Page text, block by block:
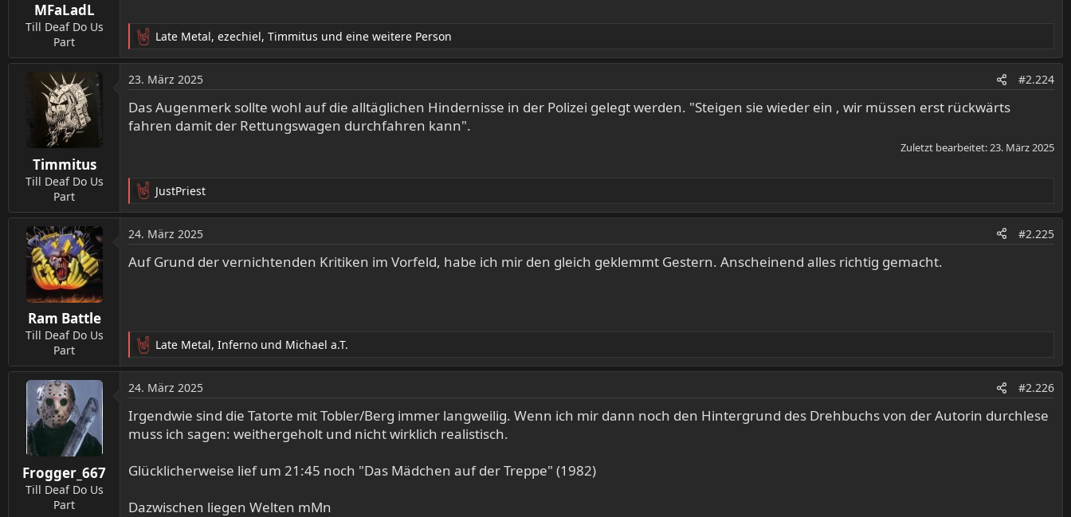
MFaLadL
Till Deaf Do Us
Part
R
e
a
k
t
o
n
Late Metal, ezechiel, Timmitus und eine weitere Person
Timmitus
Till Deaf Do Us
Part
23. März 2025 #2.224
Das Augenmerk sollte wohl auf die alltäglichen Hindernisse in der Polizei gelegt werden. "Steigen sie wieder ein , wir müssen erst rückwärts
fahren damit der Rettungswagen durchfahren kann".
Zuletzt bearbeitet: 23. März 2025
R
e
a
k
t
JustPriest
Ram Battle
Till Deaf Do Us
Part
24. März 2025 #2.225
Auf Grund der vernichtenden Kritiken im Vorfeld, habe ich mir den gleich geklemmt Gestern. Anscheinend alles richtig gemacht.
R
e
a
k
t
o
e
:
Late Metal, Inferno und Michael a.T.
Frogger_667
Till Deaf Do Us
Part
24. März 2025 #2.226
Irgendwie sind die Tatorte mit Tobler/Berg immer langweilig. Wenn ich mir dann noch den Hintergrund des Drehbuchs von der Autorin durchlese
muss ich sagen: weithergeholt und nicht wirklich realistisch.
Glücklicherweise lief um 21:45 noch "Das Mädchen auf der Treppe" (1982)
Dazwischen liegen Welten mMn